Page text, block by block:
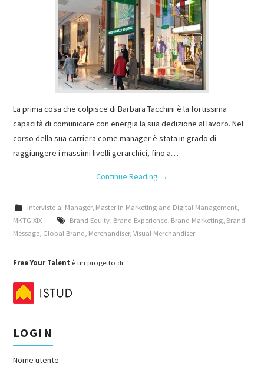
La prima cosa che colpisce di Barbara Tacchini è la fortissima
capacità di comunicare con energia la sua dedizione al lavoro. Nel
corso della sua carriera come manager è stata in grado di
raggiungere i massimi livelli gerarchici, fino a…
Continue Reading →
Interviste ai Manager, Master in Marketing and Digital Management,
MKTG XIX
Brand Equity, Brand Experience, Brand Marketing, Brand
Message Global Brand Merchandiser,Visual Merchandiser
Free Your Talent è un progetto di
LOGIN
Nome utente